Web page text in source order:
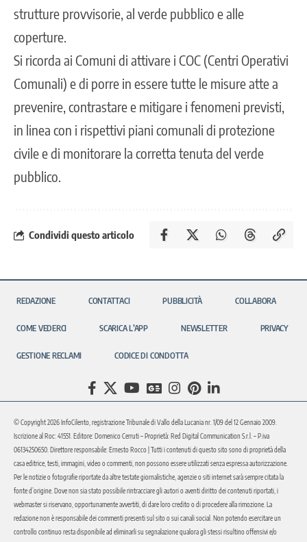
strutture provvisorie, al verde pubblico e alle
coperture.
Si ricorda ai Comuni di attivare i COC (Centri Operativi
Comunali) e di porre in essere tutte le misure atte a
prevenire, contrastare e mitigare i fenomeni previsti,
in linea con i rispettivi piani comunali di protezione
civile e di monitorare la corretta tenuta del verde
pubblico.
Condividi questo articolo
REDAZIONE CONTATTACI PUBBLICITÀ COLLABORA
COME VEDERCI SCARICA L’APP NEWSLETTER PRIVACY
GESTIONE RECLAMI CODICE DI CONDOTTA
© Copyright 2026 InfoCilento, registrazione Tribunale di Vallo della Lucania nr. 1/09 del 12 Gennaio 2009.
Iscrizione al Roc: 41551. Editore: Domenico Cerruti – Proprietà: Red Digital Communication S.r.l. – P.iva
06134250650. Direttore responsabile: Ernesto Rocco | Tutti i contenuti di questo sito sono di proprietà della
casa editrice, testi, immagini, video o commenti, non possono essere utilizzati senza espressa autorizzazione.
Per le notizie o fotografie riportate da altre testate giornalistiche, agenzie o siti internet sarà sempre citata la
fonte d’origine. Dove non sia stato possibile rintracciare gli autori o aventi diritto dei contenuti riportati, i
webmaster si riservano, opportunamente avvertiti, di dare loro credito o di procedere alla rimozione. La
redazione non è responsabile dei commenti presenti sul sito o sui canali social. Non potendo esercitare un
controllo continuo resta disponibile ad eliminarli su segnalazione qualora gli stessi risultino offensivi e/o